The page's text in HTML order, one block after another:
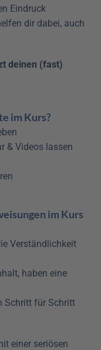
Eindruck
dir dabei, auch
deinen (fast)
im Kurs?
& Videos lassen
im Kurs
Verständlichkeit
haben eine
Schritt für Schritt
einer seriösen